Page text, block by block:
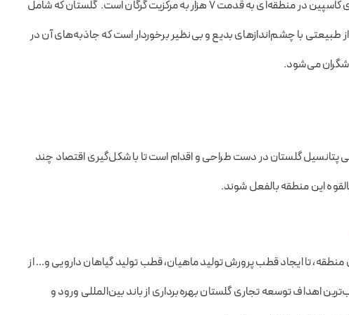
گلستان نام استانی در جنوب شرقی دریای کاسپین در منطقه‌ای به قدمت ۷ هزار به مرکزیت گرگان است. گلستان که شامل
است از طبیعتی با چشم‌انداز‌های بدیع و بی‌نظیر برخوردار است که جاذبه‌های آن در
پتانسیل گلستان در دست طراحی و اقدام است تا با شکل‌گیری اقتصاد چند
این منطقه بالفعل شوند.
تا ایجاد قطب پرورش تولید ماهیان، قطب تولید گیاهان دارویی و… از
اهداف توسعه تجاری گلستان بهره‌برداری از باند بین‌المللی ورود و